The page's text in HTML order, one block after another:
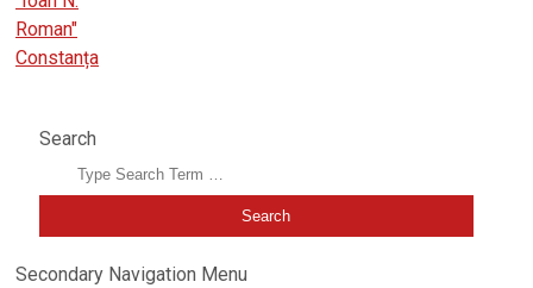
Search
Secondary Navigation Menu